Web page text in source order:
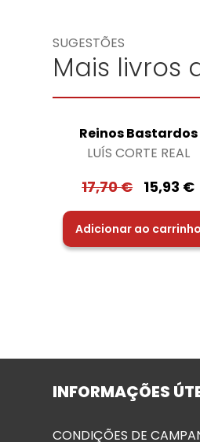
SUGESTÕES
Mais livros
Reinos Bastardos
LUÍS CORTE REAL
17,70€ 15,93 €
Adicionar ao carrinho
INFORMAÇÕES
CONDIÇÕES DE